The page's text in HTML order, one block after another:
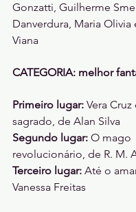
Gonzatti, Guilherme
Danverdura, Maria Olivia
Viana
CATEGORIA: melhor
Primeiro lugar: Vera
sagrado, de Alan Silva
Segundo lugar: O mago
revolucionário, de R. M.
Terceiro lugar: Até o
Vanessa Freitas